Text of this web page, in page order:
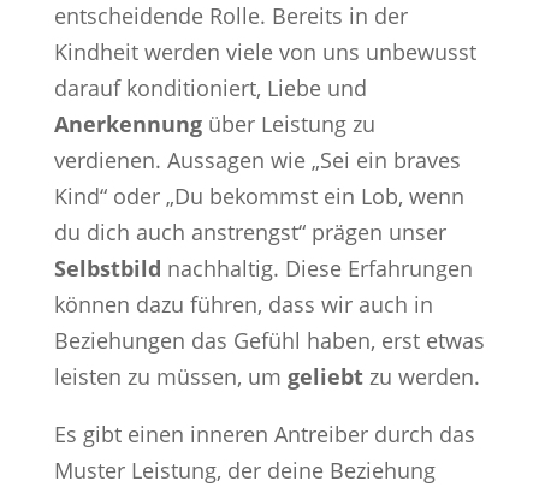
entscheidende Rolle. Bereits in der
Kindheit werden viele von uns unbewusst
darauf konditioniert, Liebe und
Anerkennungüber Leistung zu
verdienen. Aussagen wie „Sei ein braves
Kind“ oder „Du bekommst ein Lob, wenn
du dich auch anstrengst“ prägen unser
Selbstbild nachhaltig. Diese Erfahrungen
können dazu führen, dass wir auch in
Beziehungen das Gefühl haben, erst etwas
leisten zu müssen, um geliebtzu werden.
Es gibt einen inneren Antreiber durch das
Muster Leistung, der deine Beziehung